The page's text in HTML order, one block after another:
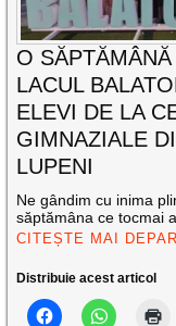
O
LACUL
ELEVI DE LA
GIMNAZIALE
LUPENI
Ne gândim cu inima
săptămâna ce tocmai
CITEȘTE MAI
Distribuie acest articol